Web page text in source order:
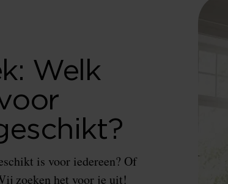
Welk
is voor iedereen? Of
zoeken het voor je uit!